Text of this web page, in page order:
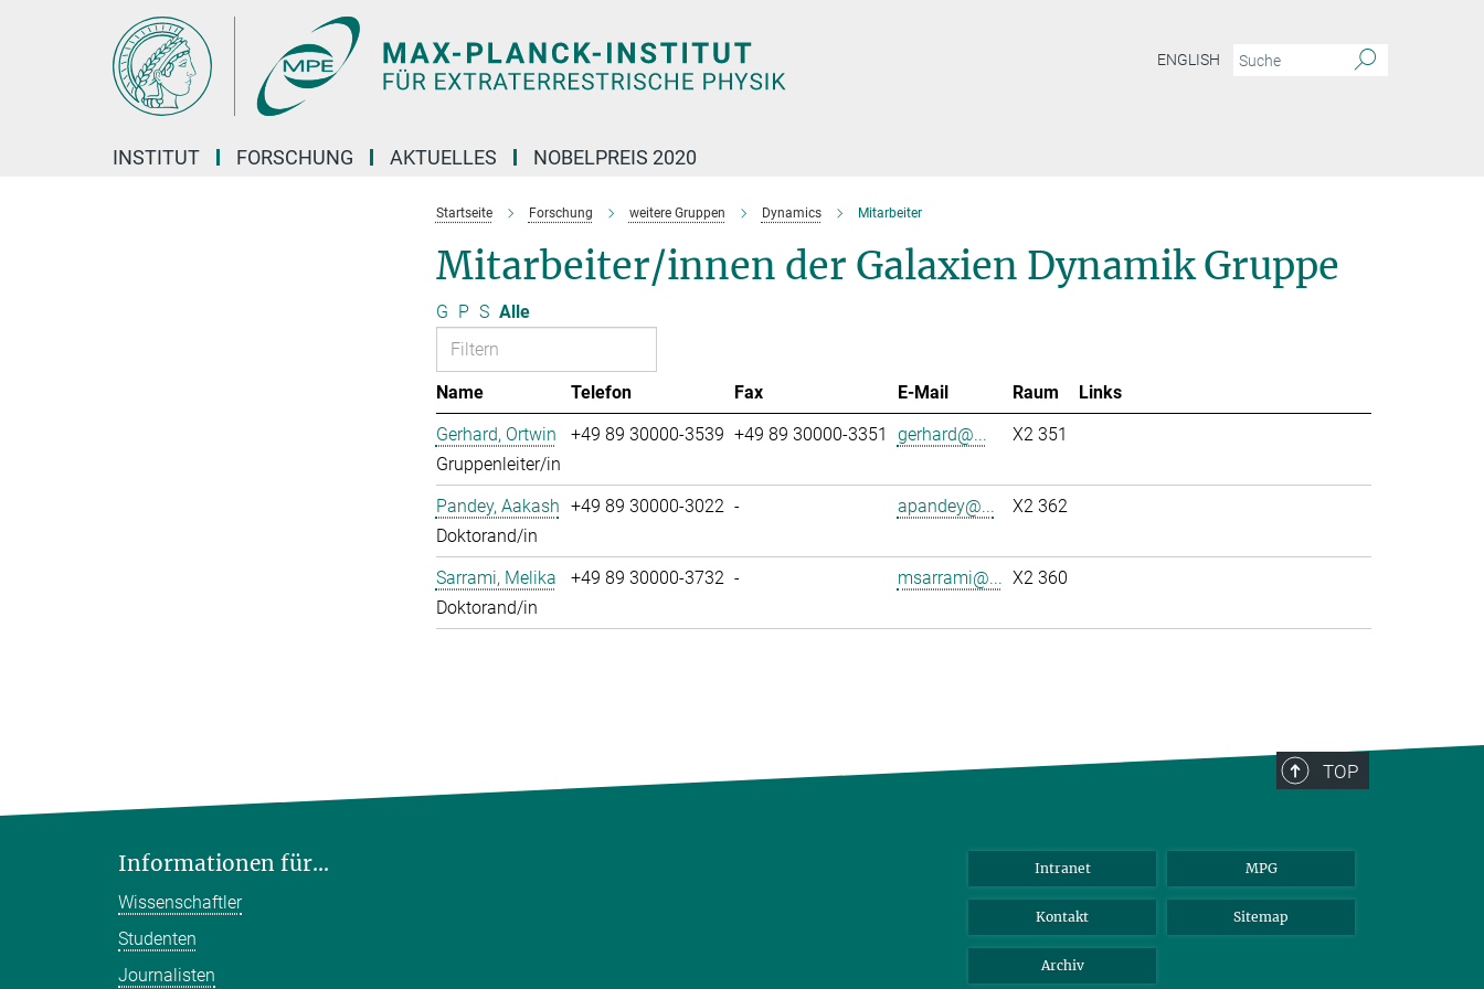
ENGLISH
INSTITUT FORSCHUNG AKTUELLES NOBELPREIS 2020
Startseite Forschung weitere Gruppen Dynamics Mitarbeiter
Mitarbeiter/innen der Galaxien Dynamik Gruppe
G P S Alle
Name Telefon Fax E-Mail Raum
Links
Gerhard, Ortwin
Gruppenleiter/in
+49 89 30000-3539 +49 89 30000-3351 gerhard@... X2 351
Pandey, Aakash
Doktorand/in
+49 89 30000-3022 - apandey@... X2 362
Sarrami, Melika
Doktorand/in
+49 89 30000-3732 - msarrami@... X2 360
TOP
Informationen für...
Wissenschaftler
Studenten
Journalisten
Intranet MPG
Kontakt Sitemap
Archiv